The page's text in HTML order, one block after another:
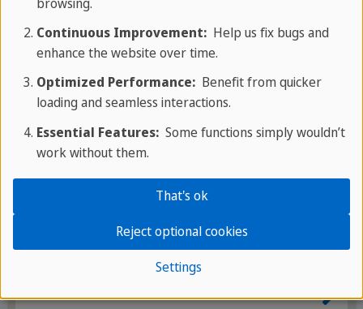
Spania
Continuous Improvement:Help us fix bugs and
enhance the website over time.
Optimized Performance:Benefit from quicker
loading and seamless interactions.
Essential Features:Some functions simply wouldn’t
work without them.
Settings
Reject optional cookies
That's ok